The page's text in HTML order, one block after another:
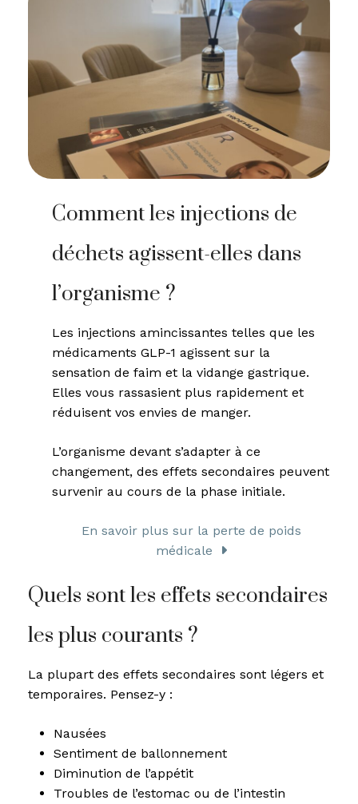
Comment les injections de
déchets agissent-elles dans
l’organisme ?
Les injections amincissantes telles que les
médicaments GLP-1 agissent sur la
sensation de faim et la vidange gastrique.
Elles vous rassasient plus rapidement et
réduisent vos envies de manger.
L’organisme devant s’adapter à ce
changement, des effets secondaires peuvent
survenir au cours de la phase initiale.
En savoir plus sur la perte de poids
médicale
Quels sont les effets secondaires
les plus courants ?
La plupart des effets secondaires sont légers et
temporaires. Pensez-y :
Nausées
Sentiment de ballonnement
Diminution de l’appétit
Troubles de l’estomac ou de l’intestin